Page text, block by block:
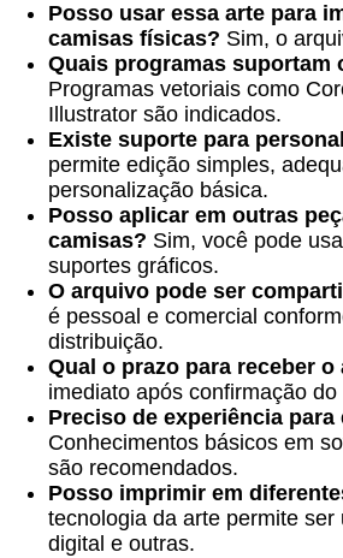
Posso usar essa arte para
camisas físicas? Sim, o
Quais programas suportam
Programas vetoriais como
Illustrator são indicados.
Existe suporte para
permite edição simples,
personalização básica.
Posso aplicar em outras
camisas? Sim, você pode
suportes gráficos.
O arquivo pode ser
é pessoal e comercial
distribuição.
Qual o prazo para receber o
imediato após confirmação
Preciso de experiência
Conhecimentos básicos em
são recomendados.
Posso imprimir em
tecnologia da arte permite ser
digital e outras.